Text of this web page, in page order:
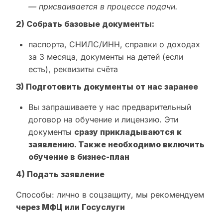
— присваивается в процессе подачи.
2) Собрать базовые документы:
паспорта, СНИЛС/ИНН, справки о доходах
за 3 месяца, документы на детей (если
есть), реквизиты счёта
3) Подготовить документы от нас заранее
Вы запрашиваете у нас предварительный
договор на обучение и лицензию. Эти
документы сразу прикладываются к
заявлению. Также необходимо включить
обучение в бизнес-план
4) Подать заявление
Способы: лично в соцзащиту, мы рекомендуем
через МФЦ или Госуслуги